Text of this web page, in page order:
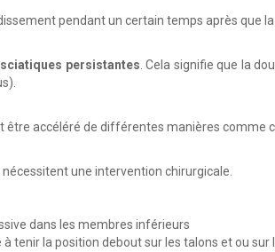
pendant un certain temps après que
persistantes . Cela signifie que la
être accéléré de différentes manières comme
une intervention chirurgicale.
dans les membres inférieurs
tenir la position debout sur les talons et ou